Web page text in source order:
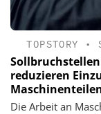
TOPSTORY •
reduzieren
Die Arbeit an